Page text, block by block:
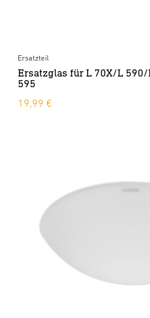
Ersatzteil
Ersatzglas für L 70X/L
595
19,99 €